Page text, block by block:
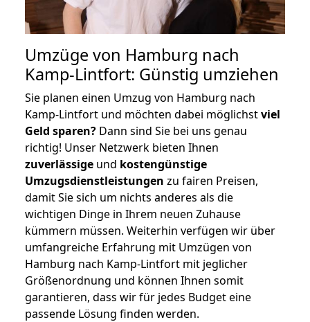
Umzüge von Hamburg nach
Kamp-Lintfort: Günstig umziehen
Sie planen einen Umzug von Hamburg nach
Kamp-Lintfort und möchten dabei möglichstviel
Geld sparen? Dann sind Sie bei uns genau
richtig! Unser Netzwerk bieten Ihnen
zuverlässige und kostengünstige
Umzugsdienstleistungen zu fairen Preisen,
damit Sie sich um nichts anderes als die
wichtigen Dinge in Ihrem neuen Zuhause
kümmern müssen. Weiterhin verfügen wir über
umfangreiche Erfahrung mit Umzügen von
Hamburg nach Kamp-Lintfort mit jeglicher
Größenordnung und können Ihnen somit
garantieren, dass wir für jedes Budget eine
passende Lösung finden werden.